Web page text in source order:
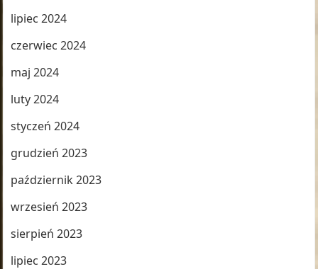
lipiec 2024
czerwiec 2024
maj 2024
luty 2024
styczeń 2024
grudzień 2023
październik 2023
wrzesień 2023
sierpień 2023
lipiec 2023